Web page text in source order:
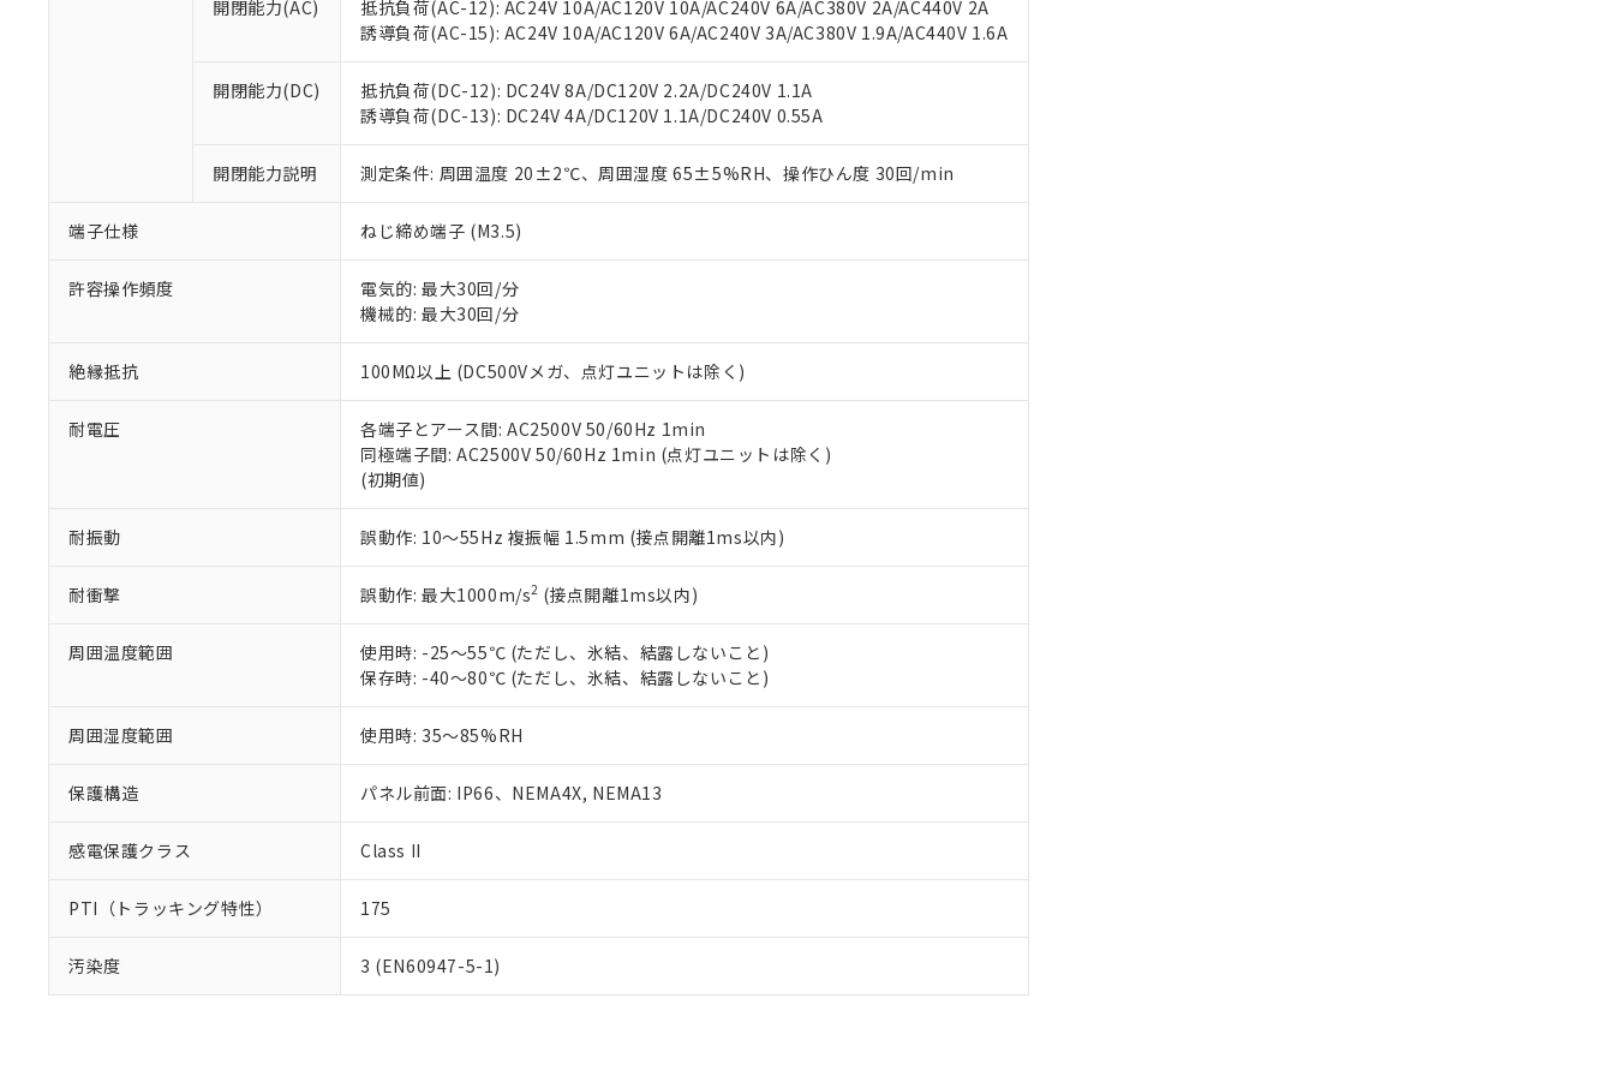
開閉能力(AC)
抵抗負荷(AC-12): AC24V 10A/AC120V 10A/AC240V 6A/AC380V 2A/AC440V 2A
誘導負荷(AC-15): AC24V 10A/AC120V 6A/AC240V 3A/AC380V 1.9A/AC440V 1.6A
開閉能力(DC)
抵抗負荷(DC-12): DC24V 8A/DC120V 2.2A/DC240V 1.1A
誘導負荷(DC-13): DC24V 4A/DC120V 1.1A/DC240V 0.55A
開閉能力説明 測定条件: 周囲温度 20±2℃、周囲湿度 65±5%RH、操作ひん度 30回/min
端子仕様 ねじ締め端子 (M3.5)
許容操作頻度
電気的: 最大30回/分
機械的: 最大30回/分
絶縁抵抗 100MΩ以上 (DC500Vメガ、点灯ユニットは除く)
耐電圧
各端子とアース間: AC2500V 50/60Hz 1min
同極端子間: AC2500V 50/60Hz 1min (点灯ユニットは除く)
(初期値)
耐振動 誤動作: 10～55Hz 複振幅 1.5mm (接点開離1ms以内)
耐衝撃 誤動作: 最大1000m/s2 (接点開離1ms以内)
周囲温度範囲
使用時: -25～55℃ (ただし、氷結、結露しないこと)
保存時: -40～80℃ (ただし、氷結、結露しないこと)
周囲湿度範囲 使用時: 35～85%RH
保護構造 パネル前面: IP66、NEMA4X, NEMA13
感電保護クラス Class II
PTI（トラッキング特性） 175
汚染度 3 (EN60947-5-1)
お客様が当ウェブサイト上で当社にご登録された部品リストについて、当社および当社の共同利用者
が、当社の製品・サービスに関するお客様との取引・商談に必要な範囲で利用することをご了承くだ
さい。
※当社の共同利用者とは、"個人情報の共同利用に関して"
いる法人を指します。
※3 非含有証明書ダウンロード
下記の非含有証明書をダウンロードすることができます。
EU RoHS指令（10物質）の非含有証明書
51物質の非含有証明書（当社基準）
※本証明書は発行日時点で非含有を証明するもので、過去に遡って非含有を証明するものではありません。
また、RoHS指令のフタル酸エステル類４物質の対応では、対応完了までの期間は出荷製品に未対応品が
既に当社にて対応品への在庫切替を完了していることから、特段のことがない限り、2022年1月12日よ
り割愛しております。
「－」：未確認です。当社販売部門へお問い合わせください。
合意する キャンセル
白